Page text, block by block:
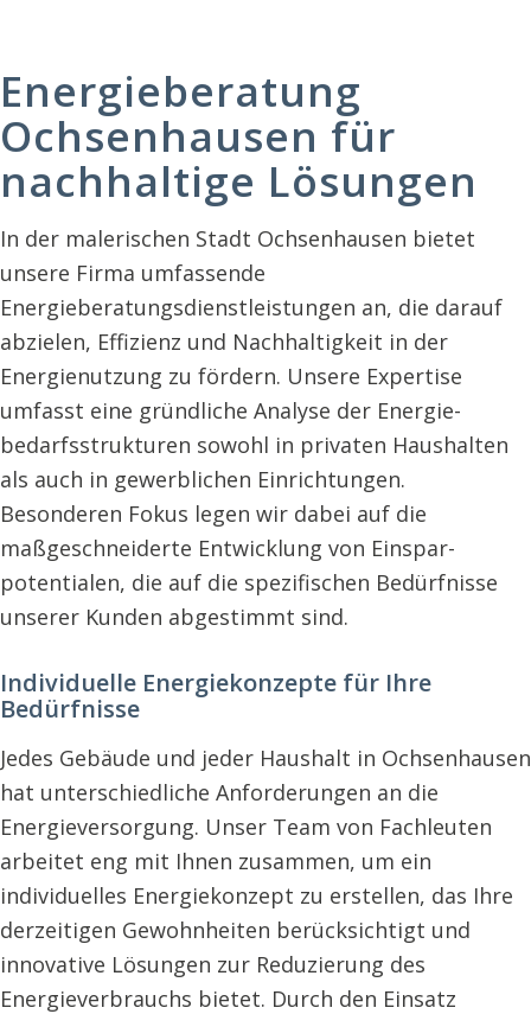
Energieberatung
Ochsenhausen für
nachhaltige Lösungen
In der malerischen Stadt Ochsenhausen bietet
unsere Firma umfassende
Energieberatungsdienstleistungen an, die darauf
abzielen, Effizienz und Nach­haltig­keit in der
Energie­nutzung zu fördern. Unsere Expertise
umfasst eine gründliche Analyse der Energie­
bedarfs­strukturen sowohl in privaten Haushalten
als auch in gewerblichen Einrichtungen.
Besonderen Fokus legen wir dabei auf die
maßgeschneiderte Entwicklung von Einspar­
potentialen, die auf die spezifischen Bedürfnisse
unserer Kunden abgestimmt sind.
Individuelle Energiekonzepte für Ihre
Bedürfnisse
Jedes Gebäude und jeder Haushalt in Ochsenhausen
hat unterschiedliche Anforderungen an die
Energieversorgung. Unser Team von Fachleuten
arbeitet eng mit Ihnen zusammen, um ein
individuelles Energiekonzept zu erstellen, das Ihre
derzeitigen Gewohnheiten berücksichtigt und
innovative Lösungen zur Reduzierung des
Energieverbrauchs bietet. Durch den Einsatz